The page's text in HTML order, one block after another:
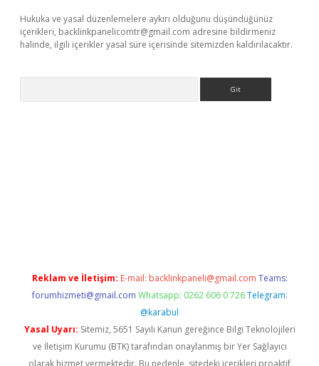
Hukuka ve yasal düzenlemelere aykırı olduğunu düşündüğünüz
içerikleri, backlinkpanelicomtr@gmail.com adresine bildirmeniz
halinde, ilgili içerikler yasal süre içerisinde sitemizden kaldırılacaktır.
Reklam ve İletişim: E-mail: backlinkpaneli@gmail.com Teams:
forumhizmeti@gmail.com Whatsapp: 0262 606 0 726 Telegram:
@karabul
Yasal Uyarı: Sitemiz, 5651 Sayılı Kanun gereğince Bilgi Teknolojileri
ve İletişim Kurumu (BTK) tarafından onaylanmış bir Yer Sağlayıcı
olarak hizmet vermektedir. Bu nedenle, sitedeki içerikleri proaktif